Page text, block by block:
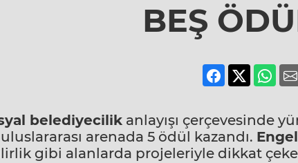
BEŞ
belediyecilik anlayışı çerçevesinde
arenada 5 ödül kazandı.
gibi alanlarda projeleriyle dikkat